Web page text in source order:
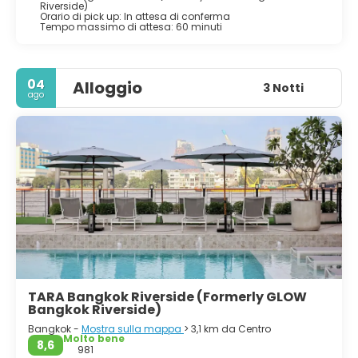
Riverside)
Orario di pick up: In attesa di conferma
Tempo massimo di attesa: 60 minuti
04
ago Alloggio 3 Notti
TARA Bangkok Riverside (Formerly GLOW
Bangkok Riverside)
Bangkok - Mostra sulla mappa > 3,1 km da Centro
8,6
Molto bene
981